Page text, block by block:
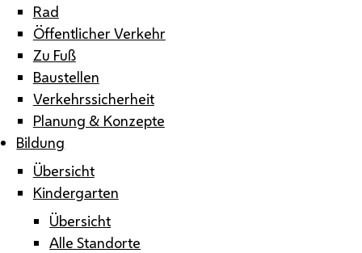
Rad
Öffentlicher Verkehr
Zu Fuß
Baustellen
Verkehrssicherheit
Planung & Konzepte
Bildung
Übersicht
Kindergarten
Übersicht
Alle Standorte